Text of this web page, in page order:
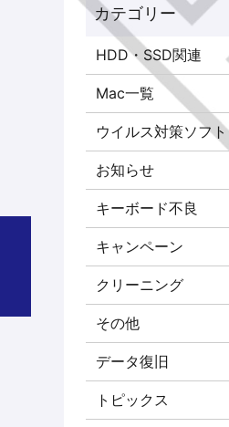
HDD・SSD関連
Mac一覧
ウイルス対策ソフト
お知らせ
キーボード不良
キャンペーン
クリーニング
その他
データ復旧
トピックス